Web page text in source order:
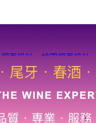
網頁設計 桃園網頁設計